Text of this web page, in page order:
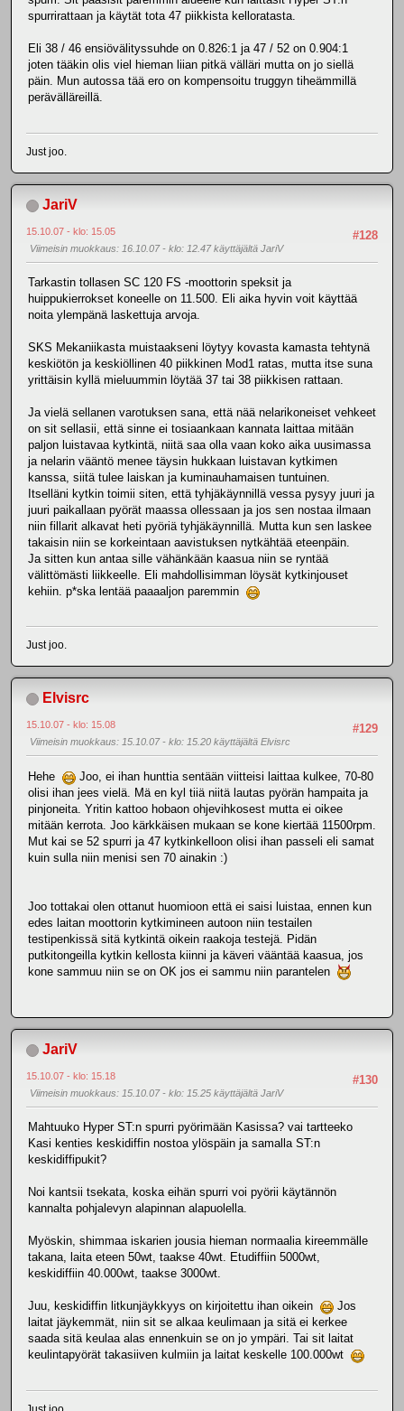
spurrirattaan ja käytät tota 47 piikkista kelloratasta.
Eli 38 / 46 ensiövälityssuhde on 0.826:1 ja 47 / 52 on 0.904:1
joten tääkin olis viel hieman liian pitkä välläri mutta on jo siellä
päin. Mun autossa tää ero on kompensoitu truggyn tiheämmillä
perävälläreillä.
Just joo.
JariV
#128
15.10.07 - klo: 15.05
Viimeisin muokkaus: 16.10.07 - klo: 12.47 käyttäjältä JariV
Tarkastin tollasen SC 120 FS -moottorin speksit ja
huippukierrokset koneelle on 11.500. Eli aika hyvin voit käyttää
noita ylempänä laskettuja arvoja.
SKS Mekaniikasta muistaakseni löytyy kovasta kamasta tehtynä
keskiötön ja keskiöllinen 40 piikkinen Mod1 ratas, mutta itse suna
yrittäisin kyllä mieluummin löytää 37 tai 38 piikkisen rattaan.
Ja vielä sellanen varotuksen sana, että nää nelarikoneiset vehkeet
on sit sellasii, että sinne ei tosiaankaan kannata laittaa mitään
paljon luistavaa kytkintä, niitä saa olla vaan koko aika uusimassa
ja nelarin vääntö menee täysin hukkaan luistavan kytkimen
kanssa, siitä tulee laiskan ja kuminauhamaisen tuntuinen.
Itselläni kytkin toimii siten, että tyhjäkäynnillä vessa pysyy juuri ja
juuri paikallaan pyörät maassa ollessaan ja jos sen nostaa ilmaan
niin fillarit alkavat heti pyöriä tyhjäkäynnillä. Mutta kun sen laskee
takaisin niin se korkeintaan aavistuksen nytkähtää eteenpäin.
Ja sitten kun antaa sille vähänkään kaasua niin se ryntää
välittömästi liikkeelle. Eli mahdollisimman löysät kytkinjouset
kehiin. p*ska lentää paaaaljon paremmin
Just joo.
Elvisrc
#129
15.10.07 - klo: 15.08
Viimeisin muokkaus: 15.10.07 - klo: 15.20 käyttäjältä Elvisrc
Hehe
Joo, ei ihan hunttia sentään viitteisi laittaa kulkee, 70-80
olisi ihan jees vielä. Mä en kyl tiiä niitä lautas pyörän hampaita ja
pinjoneita. Yritin kattoo hobaon ohjevihkosest mutta ei oikee
mitään kerrota. Joo kärkkäisen mukaan se kone kiertää 11500rpm.
Mut kai se 52 spurri ja 47 kytkinkelloon olisi ihan passeli eli samat
kuin sulla niin menisi sen 70 ainakin :)
Joo tottakai olen ottanut huomioon että ei saisi luistaa, ennen kun
edes laitan moottorin kytkimineen autoon niin testailen
testipenkissä sitä kytkintä oikein raakoja testejä. Pidän
putkitongeilla kytkin kellosta kiinni ja käveri vääntää kaasua, jos
kone sammuu niin se on OK jos ei sammu niin parantelen
JariV
#130
15.10.07 - klo: 15.18
Viimeisin muokkaus: 15.10.07 - klo: 15.25 käyttäjältä JariV
Mahtuuko Hyper ST:n spurri pyörimään Kasissa? vai tartteeko
Kasi kenties keskidiffin nostoa ylöspäin ja samalla ST:n
keskidiffipukit?
Noi kantsii tsekata, koska eihän spurri voi pyörii käytännön
kannalta pohjalevyn alapinnan alapuolella.
Myöskin, shimmaa iskarien jousia hieman normaalia kireemmälle
takana, laita eteen 50wt, taakse 40wt. Etudiffiin 5000wt,
keskidiffiin 40.000wt, taakse 3000wt.
Juu, keskidiffin litkunjäykkyys on kirjoitettu ihan oikein
Jos
laitat jäykemmät, niin sit se alkaa keulimaan ja sitä ei kerkee
saada sitä keulaa alas ennenkuin se on jo ympäri. Tai sit laitat
keulintapyörät takasiiven kulmiin ja laitat keskelle 100.000wt